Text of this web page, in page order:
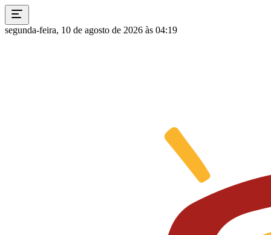
segunda-feira, 10 de agosto de 2026 às 04:19